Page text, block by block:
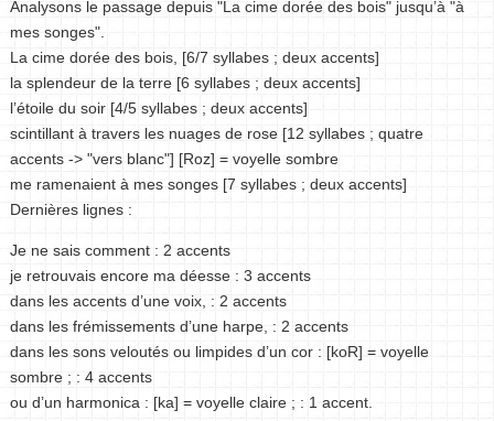
Analysons le passage depuis "La cime dorée des bois" jusqu’à "à
mes songes".
La cime dorée des bois, [6/7 syllabes ; deux accents]
la splendeur de la terre [6 syllabes ; deux accents]
l’étoile du soir [4/5 syllabes ; deux accents]
scintillant à travers les nuages de rose [12 syllabes ; quatre
accents -> "vers blanc"] [Roz] = voyelle sombre
me ramenaient à mes songes [7 syllabes ; deux accents]
Dernières lignes :
Je ne sais comment : 2 accents
je retrouvais encore ma déesse : 3 accents
dans les accents d’une voix, : 2 accents
dans les frémissements d’une harpe, : 2 accents
dans les sons veloutés ou limpides d’un cor : [koR] = voyelle
sombre ; : 4 accents
ou d’un harmonica : [ka] = voyelle claire ; : 1 accent.